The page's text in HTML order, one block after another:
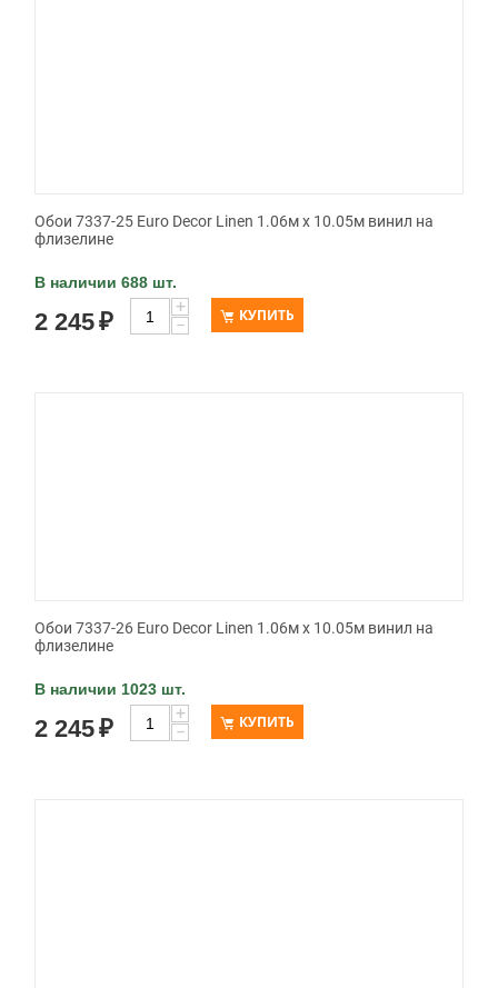
Обои 7337-25 Euro Decor Linen 1.06м x 10.05м винил на
флизелине
В наличии 688 шт.
2 245₽
+
−
КУПИТЬ
Обои 7337-26 Euro Decor Linen 1.06м x 10.05м винил на
флизелине
В наличии 1023 шт.
2 245₽
+
−
КУПИТЬ